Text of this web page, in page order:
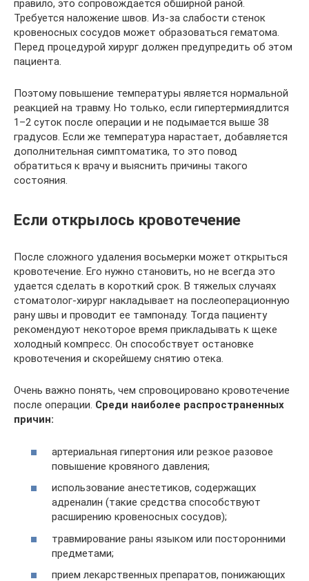
правило, это сопровождается обширной раной.
Требуется наложение швов. Из-за слабости стенок
кровеносных сосудов может образоваться гематома.
Перед процедурой хирург должен предупредить об этом
пациента.
Поэтому повышение температуры является нормальной
реакцией на травму. Но только, если гипертермиядлится
1–2 суток после операции и не подымается выше 38
градусов. Если же температура нарастает, добавляется
дополнительная симптоматика, то это повод
обратиться к врачу и выяснить причины такого
состояния.
Если открылось кровотечение
После сложного удаления восьмерки может открыться
кровотечение. Его нужно становить, но не всегда это
удается сделать в короткий срок. В тяжелых случаях
стоматолог-хирург накладывает на послеоперационную
рану швы и проводит ее тампонаду. Тогда пациенту
рекомендуют некоторое время прикладывать к щеке
холодный компресс. Он способствует остановке
кровотечения и скорейшему снятию отека.
Очень важно понять, чем спровоцировано кровотечение
после операции. Среди наиболее распространенных
причин:
артериальная гипертония или резкое разовое
повышение кровяного давления;
использование анестетиков, содержащих
адреналин (такие средства способствуют
расширению кровеносных сосудов);
травмирование раны языком или посторонними
предметами;
прием лекарственных препаратов, понижающих